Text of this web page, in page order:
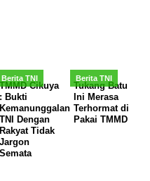
Berita TNI
Cikuya
: Bukti
Kemanunggalan
TNI Dengan
Rakyat Tidak
Jargon
Semata
Berita TNI
Tukang Batu
Ini Merasa
Terhormat di
Pakai TMMD